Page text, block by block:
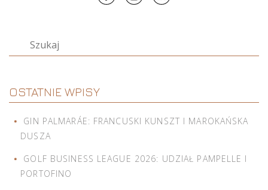
Szukaj
OSTATNIE WPISY
GIN PALMARÁE: FRANCUSKI KUNSZT I MAROKAŃSKA
DUSZA
GOLF BUSINESS LEAGUE 2026: UDZIAŁ PAMPELLE I
PORTOFINO